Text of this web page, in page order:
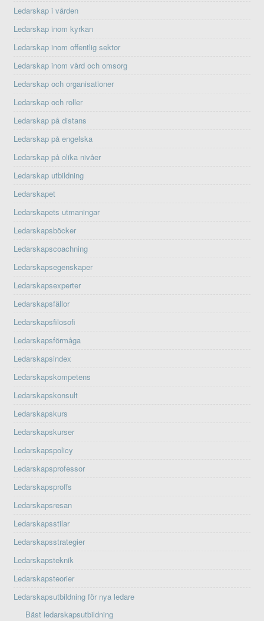
Ledarskap i vården
Ledarskap inom kyrkan
Ledarskap inom offentlig sektor
Ledarskap inom vård och omsorg
Ledarskap och organisationer
Ledarskap och roller
Ledarskap på distans
Ledarskap på engelska
Ledarskap på olika nivåer
Ledarskap utbildning
Ledarskapet
Ledarskapets utmaningar
Ledarskapsböcker
Ledarskapscoachning
Ledarskapsegenskaper
Ledarskapsexperter
Ledarskapsfällor
Ledarskapsfilosofi
Ledarskapsförmåga
Ledarskapsindex
Ledarskapskompetens
Ledarskapskonsult
Ledarskapskurs
Ledarskapskurser
Ledarskapspolicy
Ledarskapsprofessor
Ledarskapsproffs
Ledarskapsresan
Ledarskapsstilar
Ledarskapsstrategier
Ledarskapsteknik
Ledarskapsteorier
Ledarskapsutbildning för nya ledare
Bäst ledarskapsutbildning